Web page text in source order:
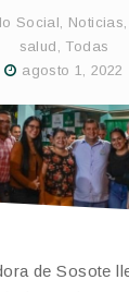
Social Noticias
salud
Todas
agosto 1, 2022
de Sosote